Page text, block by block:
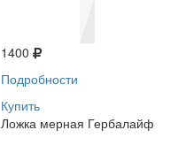
1400
Подробности
Купить
Ложка мерная Гербалайф